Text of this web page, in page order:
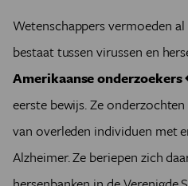
Wetenschappers vermoeden
bestaat tussen virussen en
Amerikaanse onderzoekers
eerste bewijs. Ze
van overleden individuen met
Alzheimer. Ze beriepen zich